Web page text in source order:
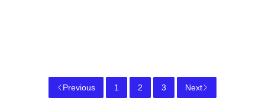
Previous 1 2 3 Next